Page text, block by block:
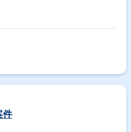
ント作業
件